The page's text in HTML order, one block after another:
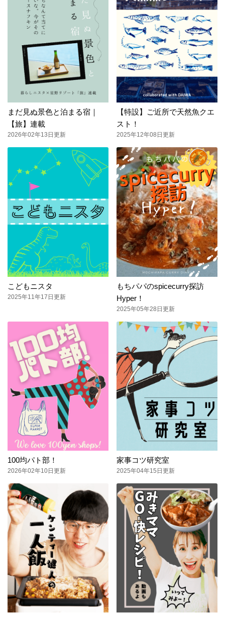
まだ見ぬ景色と泊まる宿｜
【旅】連載
2026年02年13日更新
【特設】ご近所で天然魚クエ
スト！
2025年12年08日更新
こどもニスタ
2025年11年17日更新
もちパパのspicecurry探訪
Hyper！
2025年05年28日更新
100均パト部！
2026年02年10日更新
家事コツ研究室
2025年04年15日更新